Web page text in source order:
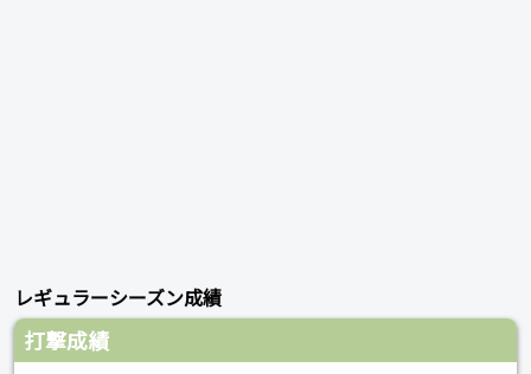
レギュラーシーズン成績
打撃成績